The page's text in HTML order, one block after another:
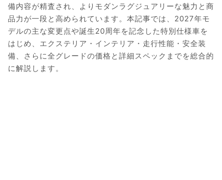
備内容が精査され、よりモダンラグジュアリーな魅力と商
品力が一段と高められています。本記事では、2027年モ
デルの主な変更点や誕生20周年を記念した特別仕様車を
はじめ、エクステリア・インテリア・走行性能・安全装
備、さらに全グレードの価格と詳細スペックまでを総合的
に解説します。